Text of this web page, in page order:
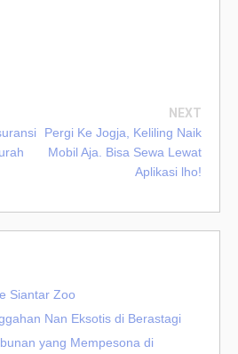
NEXT
Pergi Ke Jogja, Keliling Naik
Mobil Aja. Bisa Sewa Lewat
Aplikasi lho!
Siantar Zoo
Nan Eksotis di Berastagi
yang Mempesona di